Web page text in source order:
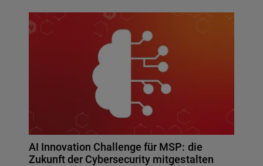
AI Innovation Challenge für MSP: die
Zukunft der Cybersecurity mitgestalten